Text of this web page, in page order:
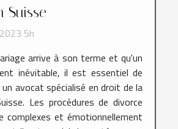
Suisse
5h
arrive à son terme et qu'un
inévitable, il est essentiel de
avocat spécialisé en droit de la
Les procédures de divorce
complexes et émotionnellement